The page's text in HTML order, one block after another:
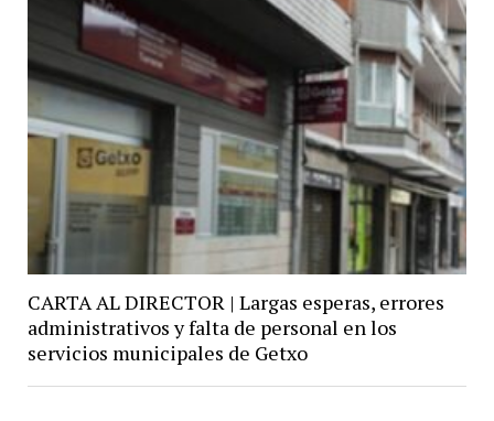
CARTA AL DIRECTOR | Largas esperas, errores
administrativos y falta de personal en los
servicios municipales de Getxo